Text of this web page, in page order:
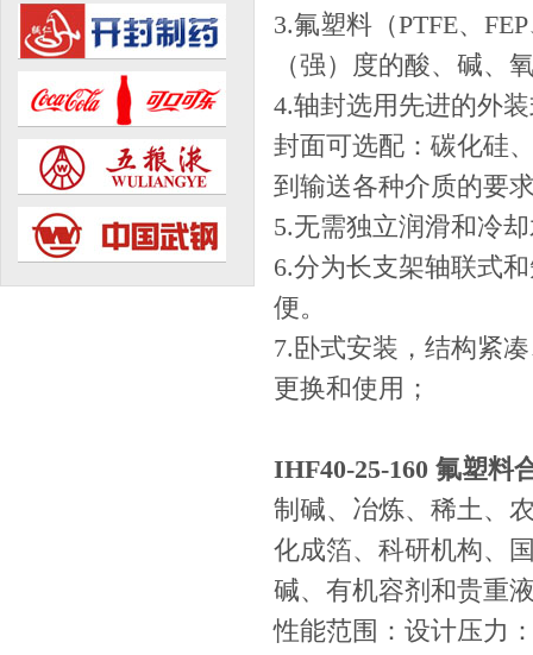
3.氟塑料（PTFE、
（强）度的酸、碱、
4.轴封选用先进的外
封面可选配：碳化硅
到输送各种介质的要
5.无需独立润滑和冷
6.分为长支架轴联式
便。
7.卧式安装，结构紧
更换和使用；
IHF40-25-160 氟塑料
制碱、冶炼、稀土、
化成箔、科研机构、
碱、有机容剂和贵重
性能范围：设计压力